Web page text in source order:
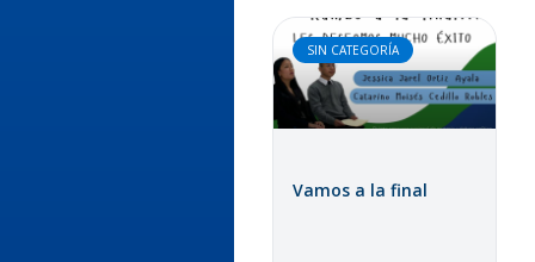
SIN CATEGORÍA
Vamos a la final